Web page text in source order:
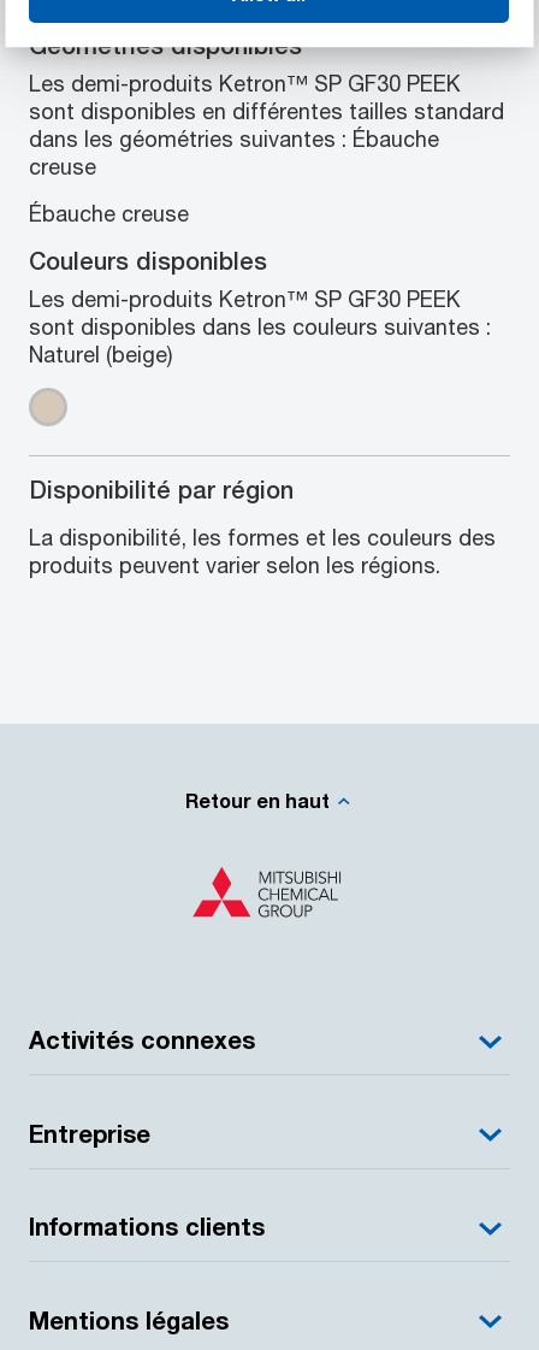
Géométries disponibles
Les demi-produits Ketron™ SP GF30 PEEK
sont disponibles en différentes tailles standard
dans les géométries suivantes : Ébauche
creuse
Ébauche creuse
Couleurs disponibles
Les demi-produits Ketron™ SP GF30 PEEK
sont disponibles dans les couleurs suivantes :
Naturel (beige)
Disponibilité par région
La disponibilité, les formes et les couleurs des
produits peuvent varier selon les régions.
Retour en haut
Activités connexes
Entreprise
Informations clients
Mentions légales